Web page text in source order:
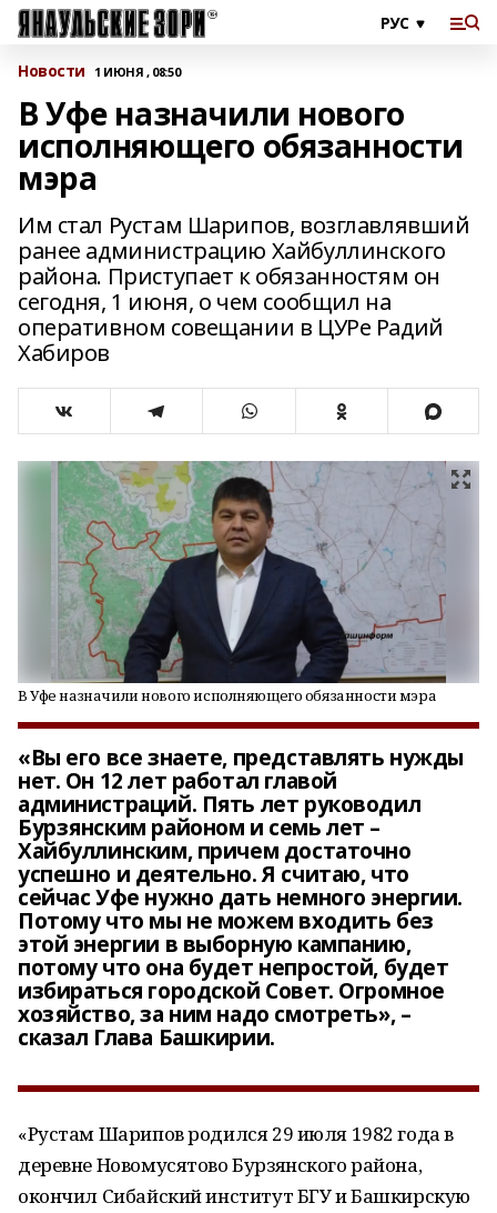
Новости 1 ИЮНЯ , 08:50
В Уфе назначили нового
исполняющего обязанности
мэра
Им стал Рустам Шарипов, возглавлявший
ранее администрацию Хайбуллинского
района. Приступает к обязанностям он
сегодня, 1 июня, о чем сообщил на
оперативном совещании в ЦУРе Радий
Хабиров
В Уфе назначили нового исполняющего обязанности мэра
«Вы его все знаете, представлять нужды
нет. Он 12 лет работал главой
администраций. Пять лет руководил
Бурзянским районом и семь лет –
Хайбуллинским, причем достаточно
успешно и деятельно. Я считаю, что
сейчас Уфе нужно дать немного энергии.
Потому что мы не можем входить без
этой энергии в выборную кампанию,
потому что она будет непростой, будет
избираться городской Совет. Огромное
хозяйство, за ним надо смотреть», –
сказал Глава Башкирии.
«Рустам Шарипов родился 29 июля 1982 года в
деревне Новомусятово Бурзянского района,
окончил Сибайский институт БГУ и Башкирскую